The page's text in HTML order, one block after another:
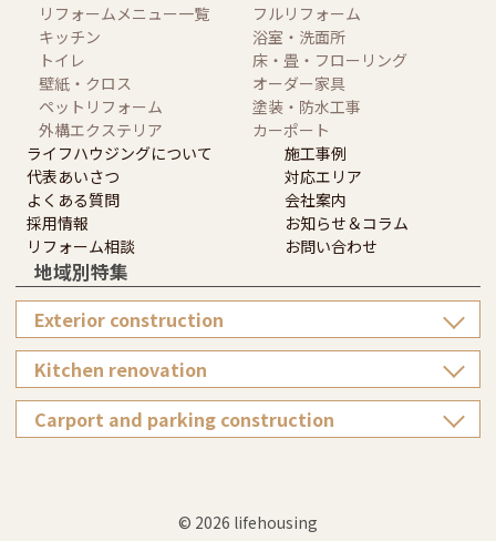
リフォームメニュー一覧
フルリフォーム
キッチン
浴室・洗面所
トイレ
床・畳・フローリング
壁紙・クロス
オーダー家具
ペットリフォーム
塗装・防水工事
外構エクステリア
カーポート
ライフハウジングについて
施工事例
代表あいさつ
対応エリア
よくある質問
会社案内
採用情報
お知らせ＆コラム
リフォーム相談
お問い合わせ
地域別特集
Exterior construction
Kitchen renovation
Carport and parking construction
© 2026 lifehousing